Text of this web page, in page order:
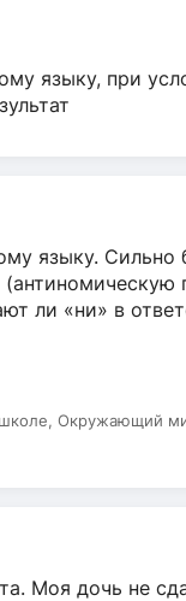
языку, при
языку. Сильно
ли «ни» в
Окружающий
Моя дочь не